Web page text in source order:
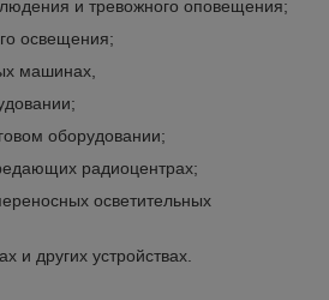
и тревожного оповещения;
освещения;
машинах,
оборудовании;
радиоцентрах;
осветительных
и других устройствах.